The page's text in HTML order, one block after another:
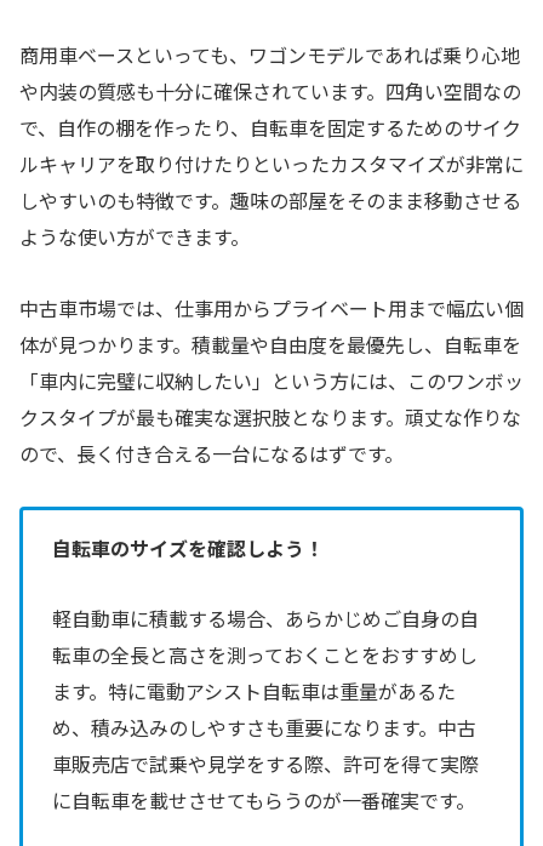
商用車ベースといっても、ワゴンモデルであれば乗り心地
や内装の質感も十分に確保されています。四角い空間なの
で、自作の棚を作ったり、自転車を固定するためのサイク
ルキャリアを取り付けたりといったカスタマイズが非常に
しやすいのも特徴です。趣味の部屋をそのまま移動させる
ような使い方ができます。
中古車市場では、仕事用からプライベート用まで幅広い個
体が見つかります。積載量や自由度を最優先し、自転車を
「車内に完璧に収納したい」という方には、このワンボッ
クスタイプが最も確実な選択肢となります。頑丈な作りな
ので、長く付き合える一台になるはずです。
自転車のサイズを確認しよう！
軽自動車に積載する場合、あらかじめご自身の自
転車の全長と高さを測っておくことをおすすめし
ます。特に電動アシスト自転車は重量があるた
め、積み込みのしやすさも重要になります。中古
車販売店で試乗や見学をする際、許可を得て実際
に自転車を載せさせてもらうのが一番確実です。